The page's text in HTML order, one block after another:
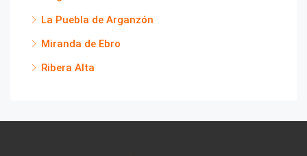
La Puebla de Arganzón
Miranda de Ebro
Ribera Alta